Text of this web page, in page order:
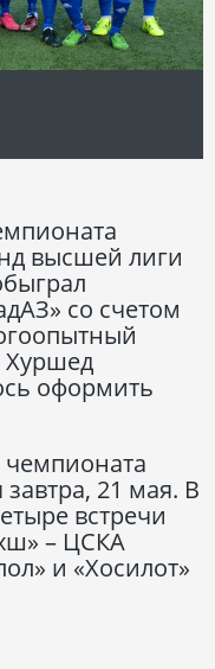
высшей лиги
со счетом
Хуршед
оформить
21 мая. В
встречи
– ЦСКА
и «Хосилот»